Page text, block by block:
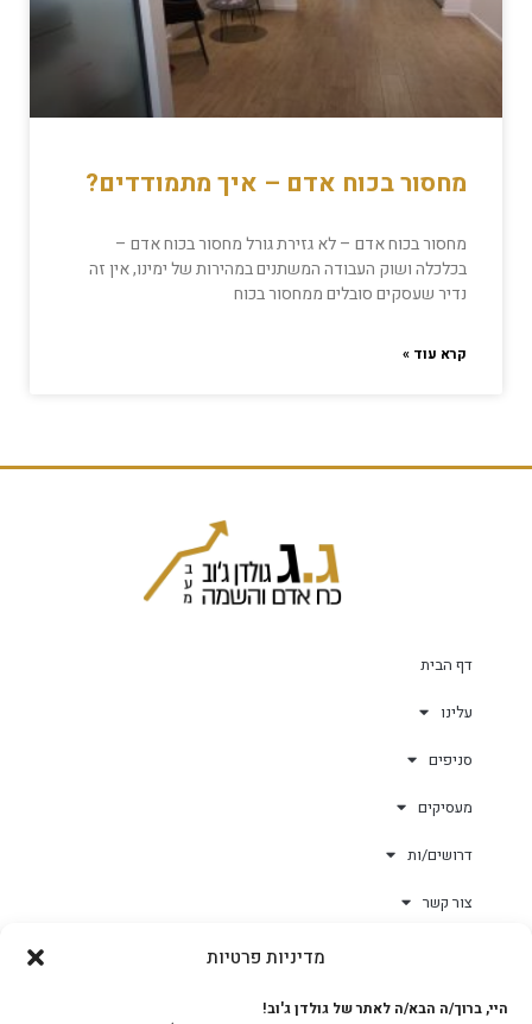
מדיניות פרטיות
היי, ברוך/ה הבא/ה לאתר של גולדן ג'וב!
מחסור בכוח אדם – איך מתמודדים?
מחסור בכוח אדם – לא גזירת גורל מחסור בכוח אדם –
בכלכלה ושוק העבודה המשתנים במהירות של ימינו, אין זה
נדיר שעסקים סובלים ממחסור בכוח
קרא עוד »
דף הבית
עלינו
סניפים
מעסיקים
דרושים/ות
צור קשר